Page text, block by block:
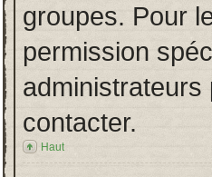
groupes. Pour
permission
contacter.
Haut